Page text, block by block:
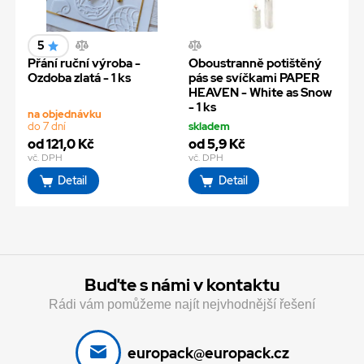
5
Přání ruční výroba -
Ozdoba zlatá - 1 ks
na objednávku
do 7 dní
od 121,0 Kč
vč. DPH
Detail
Oboustranně potištěný
pás se svíčkami PAPER
HEAVEN - White as Snow
- 1 ks
skladem
od 5,9 Kč
vč. DPH
Detail
Buďte s námi v kontaktu
Rádi vám pomůžeme najít nejvhodnější řešení
europack@europack.cz